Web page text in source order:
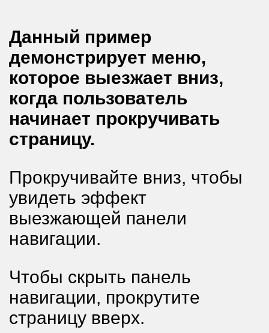
Данный пример
демонстрирует меню,
которое выезжает вниз,
когда пользователь
начинает прокручивать
страницу.
Прокручивайте вниз, чтобы
увидеть эффект
выезжающей панели
навигации.
Чтобы скрыть панель
навигации, прокрутите
страницу вверх.